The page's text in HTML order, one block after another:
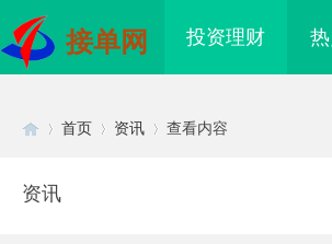
接单网 投资理财
首页 资讯 查看内容
资讯